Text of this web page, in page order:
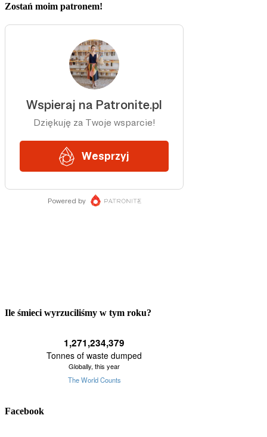
Zostań moim patronem!
Ile śmieci wyrzuciliśmy w tym roku?
Facebook